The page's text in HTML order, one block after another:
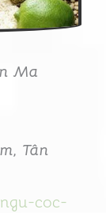
Ma
Tân
coc-